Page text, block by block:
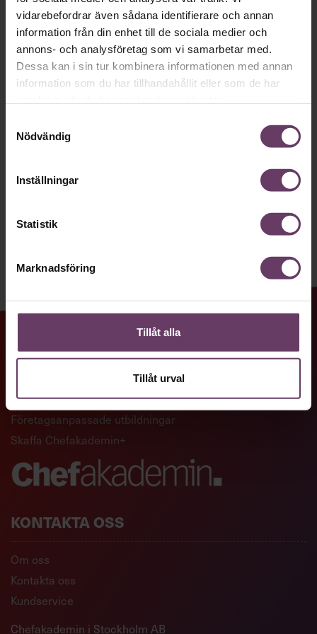
vidarebefordrar även sådana identifierare och annan
information från din enhet till de sociala medier och
annons- och analysföretag som vi samarbetar med.
Dessa kan i sin tur kombinera informationen med annan
information som du har tillhandahållit eller som de har
Nödvändig
Inställningar
Statistik
Marknadsföring
Tillåt alla
Tillåt urval
Håll dig uppdaterad med våra
nyhetsbrev!
Våra populära nyhetsbrev samlar varje
vecka det bästa från Chef och
inspiration för dig som är chef, ledare
prenumerera idag! Det är helt kostnadsfritt.
Ledarskapsutbildningar
Företagsanpassade utbildningar
Skaffa Chefakademin+
KONTAKTA OSS
Om oss
Kontakta oss
Kundservice
Chefakademin i Stockholm AB